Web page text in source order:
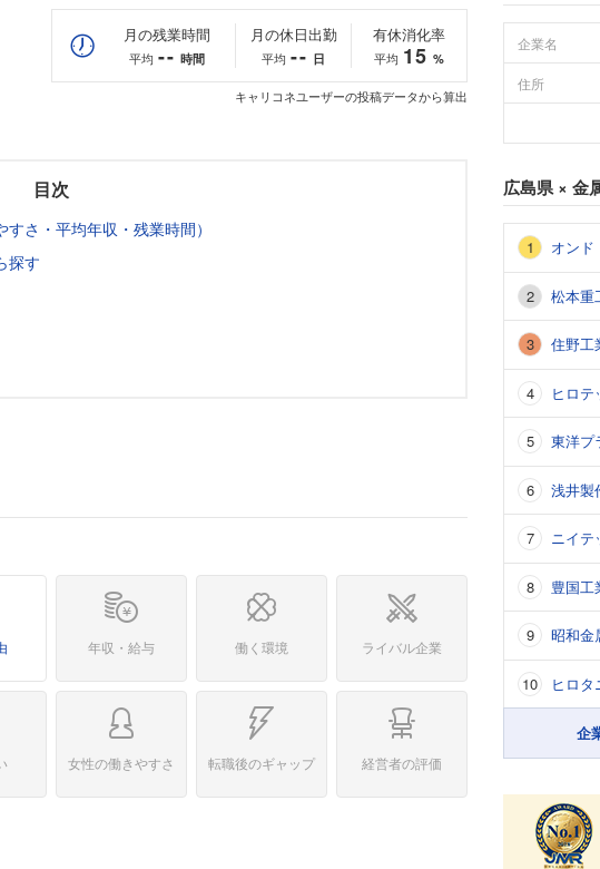
月の残業時間
平均 -- 時間
月の休日出勤
平均 -- 日
有休消化率
平均 15 %
キャリコネユーザーの投稿データから算出
目次
さ・平均年収・残業時間）
探す
年収・給与 働く環境 ライバル企業
女性の働きやすさ 転職後のギャップ 経営者の評価
企業名
住所
広島県× 金
オンド
松本重
住野工
ヒロテ
東洋プ
浅井製
ニイテ
豊国工
昭和金
ヒロタ
企